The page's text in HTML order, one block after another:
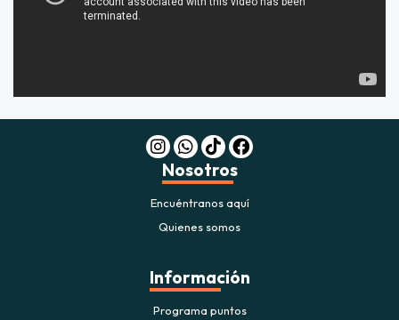
Nosotros
Encuéntranos aquí
Quienes somos
Información
Programa puntos